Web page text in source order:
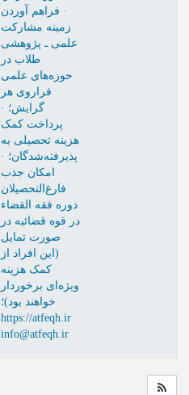
· فراهم آوردن
زمینه مشارکت
علمی ـ پژوهشی
طلاب در
حوزه‌های علمی
فراروی هر
گرایش؛ ·
پرداخت کمک
هزینه تحصیلی به
پذیرفته‌شدگان؛ ·
امکان جذب
فارغ‌التحصیلان
دوره فقه القضاء
در قوه قضائیه در
صورت تمایل
(این افراد از
کمک هزینه
ویژه‌ای برخوردار
خواهند بود)؛
https://atfeqh.ir
info@atfeqh.ir